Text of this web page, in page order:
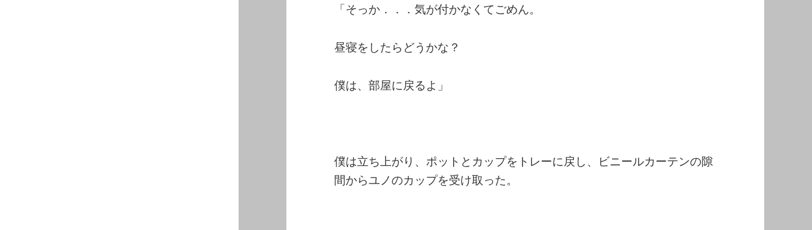
「そっか．．．気が付かなくてごめん。
昼寝をしたらどうかな？
僕は、部屋に戻るよ」
僕は立ち上がり、ポットとカップをトレーに戻し、ビニールカーテンの隙
間からユノのカップを受け取った。